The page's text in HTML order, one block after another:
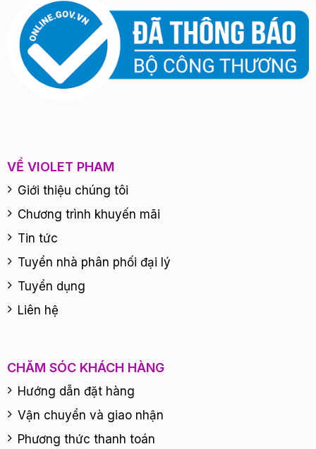
VỀ VIOLET PHAM
Giới thiệu chúng tôi
Chương trình khuyến mãi
Tin tức
Tuyển nhà phân phối đại lý
Tuyển dụng
Liên hệ
CHĂM SÓC KHÁCH HÀNG
Hướng dẫn đặt hàng
Vận chuyển và giao nhận
Phương thức thanh toán